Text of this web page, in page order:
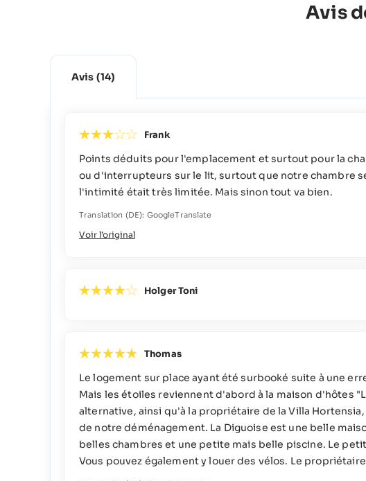
Avis
Avis (14)
Frank
Points déduits pour l'emplacement et surtout pour la
ou d'interrupteurs sur le lit, surtout que notre chambre
l'intimité était très limitée. Mais sinon tout va bien.
Translation (DE): GoogleTranslate
Voir l’original
Holger Toni
Thomas
Le logement sur place ayant été surbooké suite à une
Mais les étoiles reviennent d'abord à la maison d'hôtes
alternative, ainsi qu'à la propriétaire de la Villa
de notre déménagement. La Diguoise est une belle
belles chambres et une petite mais belle piscine. Le
Vous pouvez également y louer des vélos. Le